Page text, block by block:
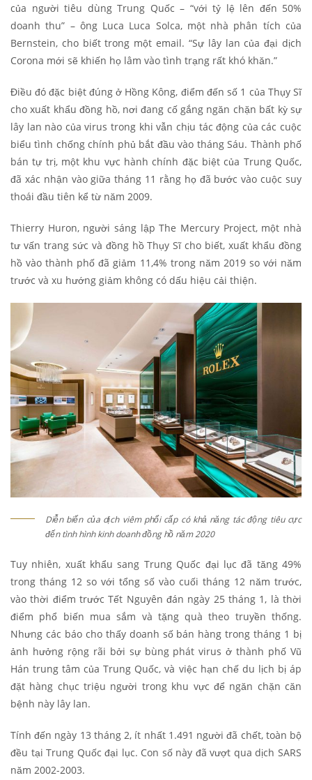
của người tiêu dùng Trung Quốc – “với tỷ lệ lên đến 50%
doanh thu” – ông Luca Luca Solca, một nhà phân tích của
Bernstein, cho biết trong một email. “Sự lây lan của đại dịch
Corona mới sẽ khiến họ lâm vào tình trạng rất khó khăn.”
Điều đó đặc biệt đúng ở Hồng Kông, điểm đến số 1 của Thụy Sĩ
cho xuất khẩu đồng hồ, nơi đang cố gắng ngăn chặn bất kỳ sự
lây lan nào của virus trong khi vẫn chịu tác động của các cuộc
biểu tình chống chính phủ bắt đầu vào tháng Sáu. Thành phố
bán tự trị, một khu vực hành chính đặc biệt của Trung Quốc,
đã xác nhận vào giữa tháng 11 rằng họ đã bước vào cuộc suy
thoái đầu tiên kể từ năm 2009.
Thierry Huron, người sáng lập The Mercury Project, một nhà
tư vấn trang sức và đồng hồ Thụy Sĩ cho biết, xuất khẩu đồng
hồ vào thành phố đã giảm 11,4% trong năm 2019 so với năm
trước và xu hướng giảm không có dấu hiệu cải thiện.
Diễn biến của dịch viêm phổi cấp có khả năng tác động tiêu cực
đến tình hình kinh doanh đồng hồ năm 2020
Tuy nhiên, xuất khẩu sang Trung Quốc đại lục đã tăng 49%
trong tháng 12 so với tổng số vào cuối tháng 12 năm trước,
vào thời điểm trước Tết Nguyên đán ngày 25 tháng 1, là thời
điểm phổ biến mua sắm và tặng quà theo truyền thống.
Nhưng các báo cho thấy doanh số bán hàng trong tháng 1 bị
ảnh hưởng rộng rãi bởi sự bùng phát virus ở thành phố Vũ
Hán trung tâm của Trung Quốc, và việc hạn chế du lịch bị áp
đặt hàng chục triệu người trong khu vực để ngăn chặn căn
bệnh này lây lan.
Tính đến ngày 13 tháng 2, ít nhất 1.491 người đã chết, toàn bộ
đều tại Trung Quốc đại lục. Con số này đã vượt qua dịch SARS
năm 2002-2003.